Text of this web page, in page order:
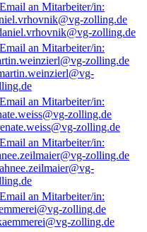
zolling.de
zolling.de
zolling.de